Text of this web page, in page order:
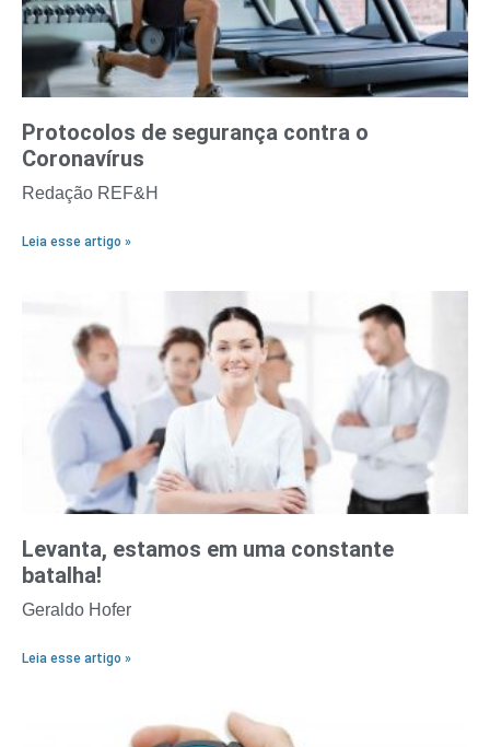
Protocolos de segurança contra o
Coronavírus
Redação REF&H
Leia esse artigo »
Levanta, estamos em uma constante
batalha!
Geraldo Hofer
Leia esse artigo »